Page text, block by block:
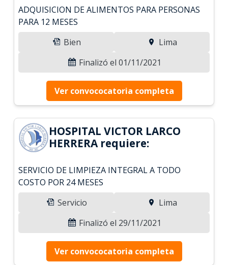
ADQUISICION DE ALIMENTOS PARA PERSONAS
PARA 12 MESES
Bien
Lima
Finalizó el 01/11/2021
Ver convococatoria completa
HOSPITAL VICTOR LARCO
HERRERA requiere:
SERVICIO DE LIMPIEZA INTEGRAL A TODO
COSTO POR 24 MESES
Servicio
Lima
Finalizó el 29/11/2021
Ver convococatoria completa